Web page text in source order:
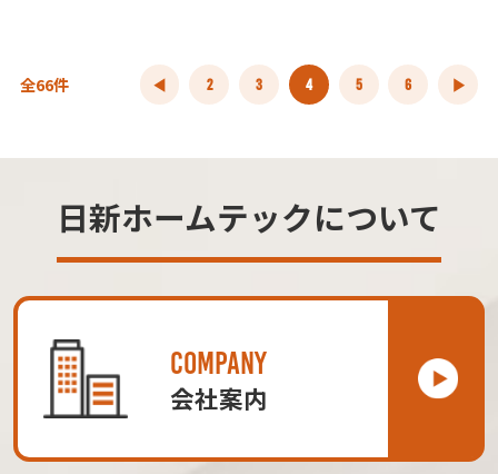
全66件 2 3 4 5 6
日新ホームテックについて
COMPANY
会社案内